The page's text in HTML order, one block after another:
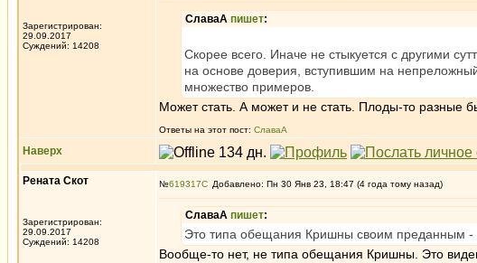
Зарегистрирован:
29.09.2017
Суждений: 14208
СлаваА пишет:
Скорее всего. Иначе не стыкуется с другими
на основе доверия, вступившим на
множество примеров.
Может стать. А может и не стать. Плоды-то разные
Ответы на этот пост: СлаваА
Наверх
Рената Скот
Зарегистрирован:
29.09.2017
Суждений: 14208
№619317 Добавлено: Пн 30 Янв 23, 18:47 (4 года тому назад)
СлаваА пишет:
Это типа обещания Кришны своим преданным -
Вообще-то нет, не типа обещания Кришны. Это